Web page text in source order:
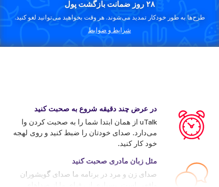
۲۸ روز ضمانت بازگشت پول
طرح‌ها به طور خودکار تمدید می‌شوند. هر وقت بخواهید می‌توانید لغو کنید.
شرایط و ضوابط
در عرض چند دقیقه شروع به صحبت کنید
uTalk از همان ابتدا شما را به صحبت کردن وا
می‌دارد. صدای خودتان را ضبط کنید و روی لهجه
خود کار کنید.
مثل زبان مادری صحبت کنید
صدای زن و مرد در برنامه ما صدای گویشوران